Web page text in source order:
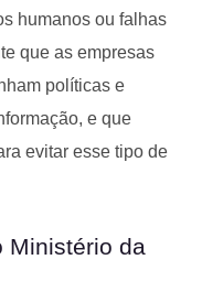
humanos ou falhas
que as empresas
políticas e
e que
evitar esse tipo de
Ministério da